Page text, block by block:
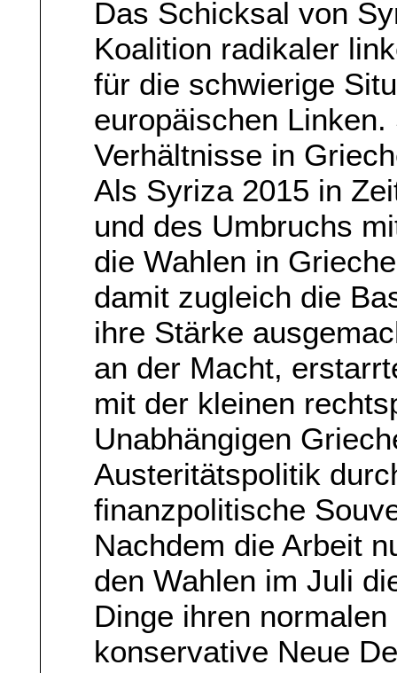
Das Schicksal von
Koalition radikaler
für die schwierige
europäischen
Verhältnisse in
Als Syriza 2015 in
und des Umbruchs
die Wahlen in
damit zugleich die
ihre Stärke
an der Macht,
mit der kleinen
Unabhängigen
Austeritätspolitik
finanzpolitische
Nachdem die Arbeit
den Wahlen im Juli
Dinge ihren
konservative Neue